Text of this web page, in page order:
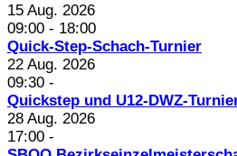
15 Aug. 2026
09:00 - 18:00
Quick-Step-Schach-Turnier
22 Aug. 2026
09:30 -
Quickstep und U12-DWZ-
28 Aug. 2026
17:00 -